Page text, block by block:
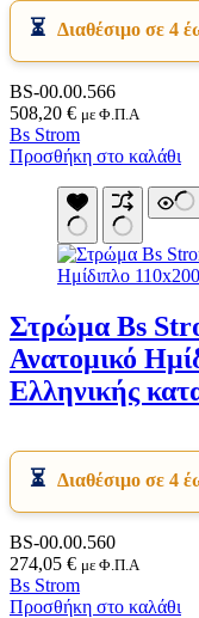
Διαθέσιμο σε 4
BS-00.00.566
508,20 € με Φ.Π.Α
Bs Strom
Προσθήκη στο καλάθι
Στρώμα Bs
Ανατομικό
Ελληνικής
Διαθέσιμο σε 4
BS-00.00.560
274,05 € με Φ.Π.Α
Bs Strom
Προσθήκη στο καλάθι